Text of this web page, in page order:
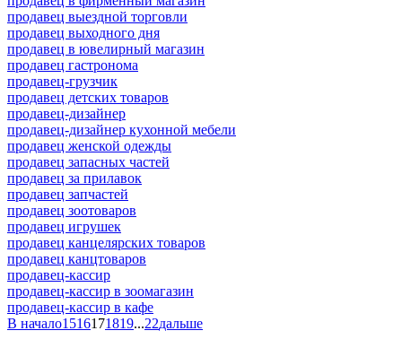
продавец выездной торговли
продавец выходного дня
продавец в ювелирный магазин
продавец гастронома
продавец-грузчик
продавец детских товаров
продавец-дизайнер
продавец-дизайнер кухонной мебели
продавец женской одежды
продавец запасных частей
продавец за прилавок
продавец запчастей
продавец зоотоваров
продавец игрушек
продавец канцелярских товаров
продавец канцтоваров
продавец-кассир
продавец-кассир в зоомагазин
продавец-кассир в кафе
В начало1516171819...22дальше